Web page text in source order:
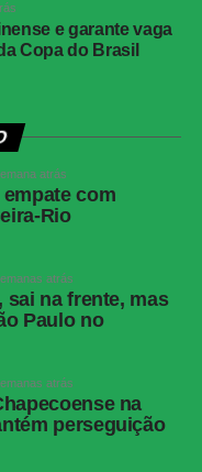
da Silva Sousa
Titi, Marcos Paulo e
Lucas Mineiro, Patrick
Fábio Lima (Amarilla),
Alisson Safira (Luan).
Gomes), Alan Franco
e Victor Hugo
Técnico:
e garante vaga
Copa do Brasil
atrás
com
Rio
atrás
sai na frente, mas
Paulo no
atrás
na
perseguição